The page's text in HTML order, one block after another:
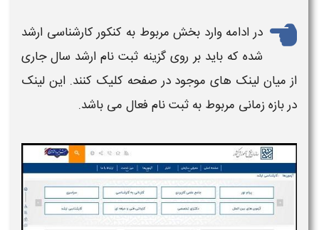
در ادامه وارد بخش مربوط به کنکورکارشناسی ارشد
شده که باید بر روی گزینه ثبت نام ارشد سال جاری
از میان لینک های موجود در صفحه کلیک کنند. این لینک
در بازه زمانی مربوط به ثبت نام فعال می باشد.